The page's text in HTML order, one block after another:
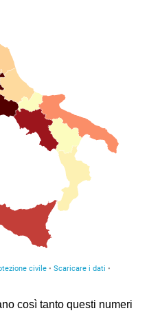
così tanto questi numeri